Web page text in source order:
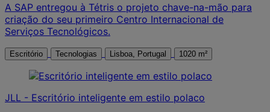
A SAP entregou à Tétris o projeto chave-na-mão para
criação do seu primeiro Centro Internacional de
Serviços Tecnológicos.
Escritório Tecnologias Lisboa, Portugal 1020 m²
JLL - Escritório inteligente em estilo polaco